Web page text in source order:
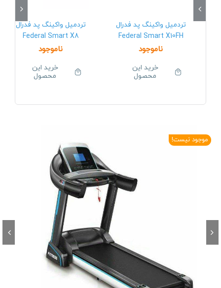
تردمیل واکینگ پد فدرال
Federal Smart X10FH
ناموجود
خرید این
محصول
تردمیل واکینگ پد فدرال
Federal Smart X8
ناموجود
خرید این
محصول
موجود نیست!